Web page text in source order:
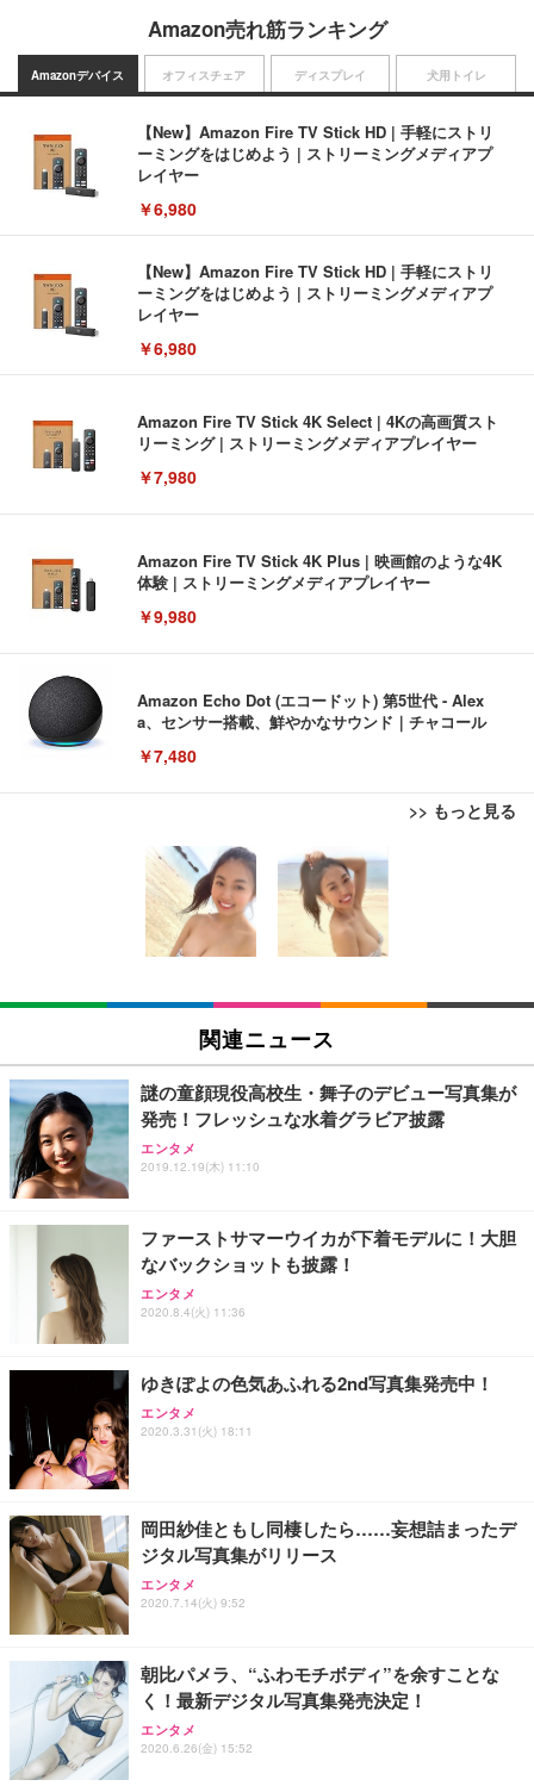
Amazon売れ筋ランキング
Amazonデバイス
【New】Amazon Fire TV Stick HD | 手軽にストリ
ーミングをはじめよう | ストリーミングメディアプ
レイヤー
￥6,980
【New】Amazon Fire TV Stick HD | 手軽にストリ
ーミングをはじめよう | ストリーミングメディアプ
レイヤー
￥6,980
Amazon Fire TV Stick 4K Select | 4Kの高画質スト
リーミング | ストリーミングメディアプレイヤー
￥7,980
Amazon Fire TV Stick 4K Plus | 映画館のような4K
体験 | ストリーミングメディアプレイヤー
￥9,980
Amazon Echo Dot (エコードット) 第5世代 - Alex
a、センサー搭載、鮮やかなサウンド｜チャコール
￥7,480
>> もっと見る
オフィスチェア
[EdoErgo] オフィスチェア 椅子 テレワーク 疲れな
い 跳ね上げ式アームレスト コンパクト 約105度ロッ
キング pc 事務椅子 360度回転 座面昇降 強化ナイロ
ン樹脂ベース 通気性メッシュ 在宅ワーク H-WY01
(黒網+黒枠+黒足)
￥5,699
SIHOO B100 オフィスチェア／デスクチェア メッシ
ュチェア 人間工学 疲れない ブラック
￥27,999
Sezlife オフィスチェア デスクチェア 疲れない テレ
ワーク チェア 強化バックレスト 30度ロッキング機
能 人間工学 椅子 腰サポート 90度跳ね上げ式アーム
務用 おしゃれ パソコンチェア (ブラック)
Sezlife オフィスチェア デスクチェア 疲れない テレ
ワーク チェア 強化バックレスト 30度ロッキング機
能 人間工学 椅子 腰サポート 90度跳ね上げ式アーム
務用 おしゃれ パソコンチェア (ホワイト)
ANDWINT オフィスチェア デスクチェア 肘なし メ
ッシュ 通気性 ランバーサポート付き 腰サポート ガ
ディスプレイ
EIZO ビジネス向けプレミアムモニター | FlexScan
EV3240X-WT | 31.5型4K UHD・USB Type-C・ホワ
イト
￥105,595
EIZO ビジネス向けプレミアムモニター | FlexScan
￥109,572
【純正品】27"ゲーミングモニター DualSense 充電
フック付き（CFI-ZDM1J）
【整備済み品】Dell E2724HS 27インチ 液晶モニタ
ー フルHD（1920×1080）VA 非光沢 HDMI/DisplayP
ort/VGA スピーカー内蔵 高さ調整 スイベル VESA対
【MiniLED/24.5inch/280Hz/FHD】GRAPHT THE S
HOOTER Gaming Monitor 24” Essential ゲーミン
犬用トイレ
Amazonベーシック ペットシーツ 薄型 レギュラー 1
回使い捨て 無香料 ホワイト 300枚
￥3,373
Amazonベーシック ペットシーツ 厚型 ワイド 42枚
x2袋(84枚) ホワイト(吸収面:ライトブルー)
￥3,234
ネオ・ルーライフ ネオ・オムツ L 中型犬用 26枚入
り 単品
Smart Basic(スマートベーシック) 【Amazon.co.jp
限定】 Smart Basic アイリスオーヤマ ペットシーツ
超厚型 お徳用 ワイド 100枚入 (x 1) (ケース販売)
アイリスオーヤマ ペットシーツ 超厚型 お徳用 レギ
関連ニュース
謎の童顔現役高校生・舞子のデビュー写真集が
発売！フレッシュな水着グラビア披露
エンタメ
2019.12.19(木) 11:10
ファーストサマーウイカが下着モデルに！大胆
なバックショットも披露！
エンタメ
2020.8.4(火) 11:36
ゆきぽよの色気あふれる2nd写真集発売中！
エンタメ
2020.3.31(火) 18:11
岡田紗佳ともし同棲したら……妄想詰まったデ
ジタル写真集がリリース
エンタメ
2020.7.14(火) 9:52
朝比パメラ、“ふわモチボディ”を余すことな
く！最新デジタル写真集発売決定！
エンタメ
2020.6.26(金) 15:52